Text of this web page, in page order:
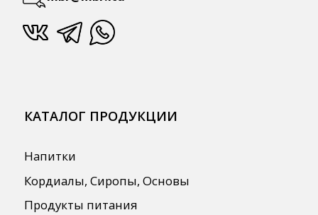
СПЕЦПРЕДЛОЖЕНИЯ
АКЦИИ
Бренды
О Компании
Оплата и Доставка